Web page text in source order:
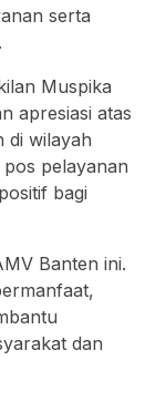
serta
Muspika
apresiasi atas
di wilayah
pelayanan
bagi
Banten ini.
dan